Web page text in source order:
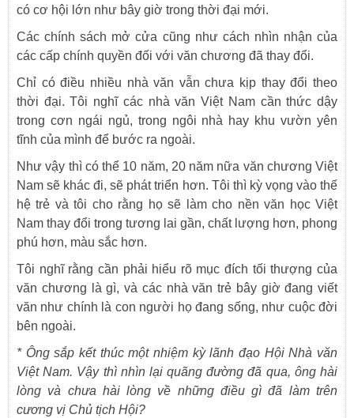
có cơ hội lớn như bây giờ trong thời đại mới.
Các chính sách mở cửa cũng như cách nhìn nhận của
các cấp chính quyền đối với văn chương đã thay đổi.
Chỉ có điều nhiều nhà văn vẫn chưa kịp thay đổi theo
thời đại. Tôi nghĩ các nhà văn Việt Nam cần thức dậy
trong cơn ngái ngủ, trong ngôi nhà hay khu vườn yên
tĩnh của mình để bước ra ngoài.
Như vậy thì có thể 10 năm, 20 năm nữa văn chương Việt
Nam sẽ khác đi, sẽ phát triển hơn. Tôi thì kỳ vọng vào thế
hệ trẻ và tôi cho rằng họ sẽ làm cho nền văn học Việt
Nam thay đổi trong tương lai gần, chất lượng hơn, phong
phú hơn, màu sắc hơn.
Tôi nghĩ rằng cần phải hiểu rõ mục đích tối thượng của
văn chương là gì, và các nhà văn trẻ bây giờ đang viết
văn như chính là con người họ đang sống, như cuộc đời
bên ngoài.
* Ông sắp kết thúc một nhiệm kỳ lãnh đạo Hội Nhà văn
Việt Nam. Vậy thì nhìn lại quãng đường đã qua, ông hài
lòng và chưa hài lòng về những điều gì đã làm trên
cương vị Chủ tịch Hội?